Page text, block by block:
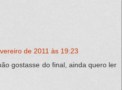
de 2011 às 19:23
gostasse do final, ainda quero ler